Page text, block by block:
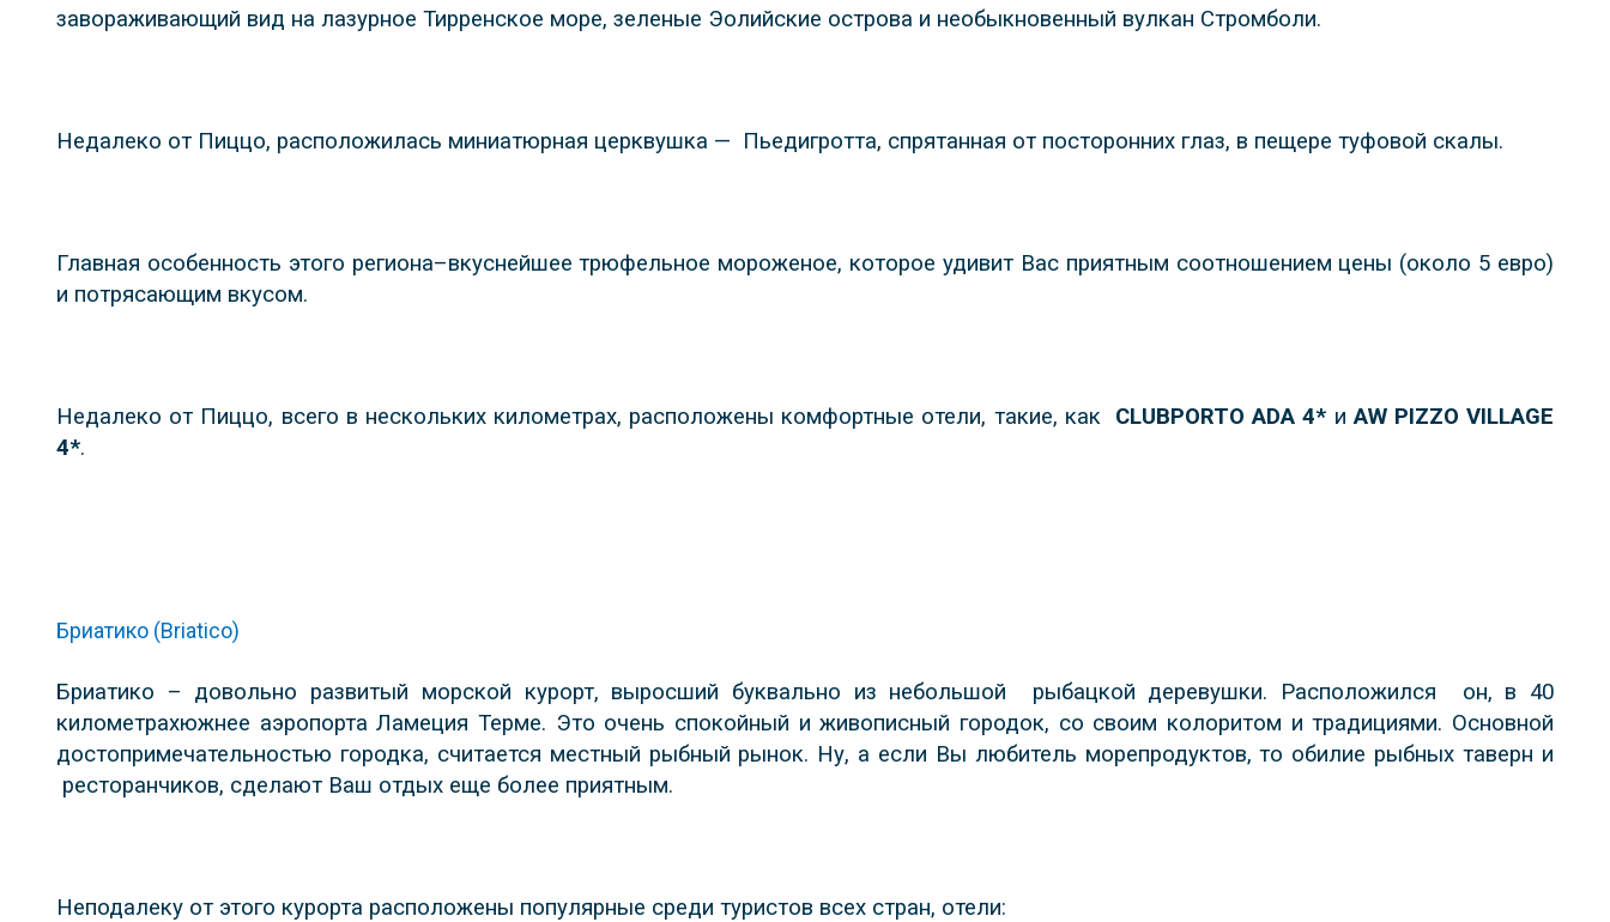
завораживающий вид на лазурное Тирренское море, зеленые Эолийские острова и необыкновенный вулкан Стромболи.
Недалеко от Пиццо, расположилась миниатюрная церквушка — Пьедигротта, спрятанная от посторонних глаз, в пещере туфовой скалы.
Главная особенность этого региона–вкуснейшее трюфельное мороженое, которое удивит Вас приятным соотношением цены (около 5 евро)
и потрясающим вкусом.
Недалеко от Пиццо, всего в нескольких километрах, расположены комфортные отели, такие, как CLUBPORTO ADA 4* иAW PIZZO VILLAGE
4*.
Бриатико (Briatico)
Бриатико – довольно развитый морской курорт, выросший буквально из небольшой
рыбацкой деревушки. Расположился он, в 40
километрахюжнее аэропорта Ламеция Терме. Это очень спокойный и живописный городок, со своим колоритом и традициями. Основной
достопримечательностью городка, считается местный рыбный рынок. Ну, а если Вы любитель морепродуктов, то обилие рыбных таверн и
ресторанчиков, сделают Ваш отдых еще более приятным.
Неподалеку от этого курорта расположены популярные среди туристов всех стран, отели: